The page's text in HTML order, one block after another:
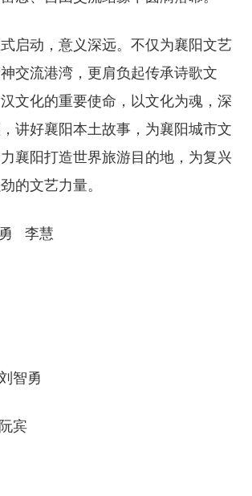
启动，意义深远。不仅为襄阳文艺
交流港湾，更肩负起传承诗歌文
文化的重要使命，以文化为魂，深
讲好襄阳本土故事，为襄阳城市文
襄阳打造世界旅游目的地，为复兴
的文艺力量。
李慧
智勇
宾